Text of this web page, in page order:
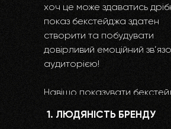
хоч це може здаватись
показ бекстейджа здатен
створити та побудувати
довірливий емоційний
аудиторією!
Навіщо показувати
1. ЛЮДЯНІСТЬ БРЕНДУ